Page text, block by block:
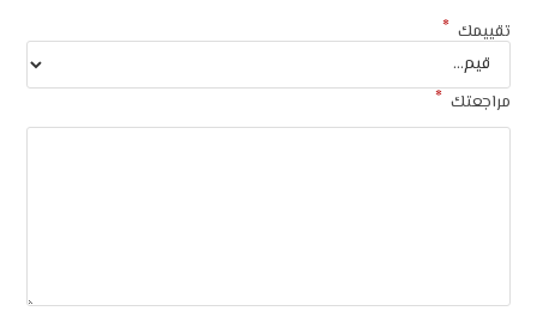
تقييمك *
مراجعتك *